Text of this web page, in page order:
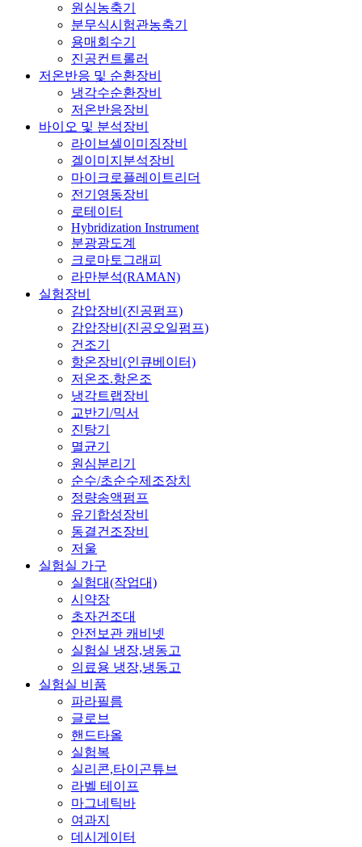
원심농축기
분무식시험관농축기
용매회수기
진공컨트롤러
저온반응 및 순환장비
냉각수순환장비
저온반응장비
바이오 및 분석장비
라이브셀이미징장비
겔이미지분석장비
마이크로플레이트리더
전기영동장비
로테이터
Hybridization Instrument
분광광도계
크로마토그래피
라만분석(RAMAN)
실험장비
감압장비(진공펌프)
감압장비(진공오일펌프)
건조기
항온장비(인큐베이터)
저온조.항온조
냉각트랩장비
교반기/믹서
진탕기
멸균기
원심분리기
순수/초순수제조장치
정량송액펌프
유기합성장비
동결건조장비
저울
실험실 가구
실험대(작업대)
시약장
초자건조대
안전보관 캐비넷
실험실 냉장,냉동고
의료용 냉장,냉동고
실험실 비품
파라필름
글로브
핸드타올
실험복
실리콘,타이곤튜브
라벨 테이프
마그네틱바
여과지
데시게이터